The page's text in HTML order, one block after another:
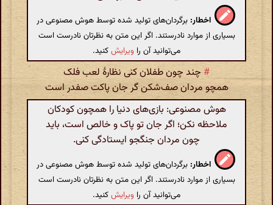
اخطار: برگردان‌های تولید شده توسط هوش مصنوعی در
بسیاری از موارد نادرستند. اگر این متن به نظرتان نادرست است
می‌توانید آن را ویرایشکنید.
# چند چون طفلان کنی نظارهٔ لعب فلک
همچو مردان صف‌شکن گر جان پاکت صفدر است
هوش مصنوعی: بازی‌های دنیا را همچون کودکان
ملاحظه نکن؛ اگر جان تو پاک و خالص است، باید
چون مردان جنگجو ایستادگی کنی.
اخطار: برگردان‌های تولید شده توسط هوش مصنوعی در
بسیاری از موارد نادرستند. اگر این متن به نظرتان نادرست است
می‌توانید آن را ویرایشکنید.